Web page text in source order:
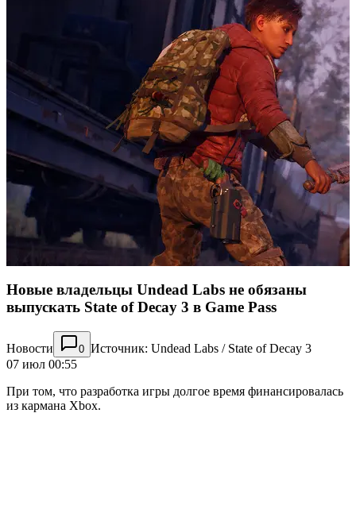
Новые владельцы Undead Labs не обязаны
выпускать State of Decay 3 в Game Pass
Новости 0 Источник: Undead Labs / State of Decay 3
07 июл 00:55
При том, что разработка игры долгое время финансировалась
из кармана Xbox.